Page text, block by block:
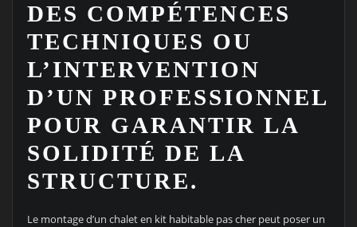
DES COMPÉTENCES
TECHNIQUES OU
L’INTERVENTION
D’UN PROFESSIONNEL
POUR GARANTIR LA
SOLIDITÉ DE LA
STRUCTURE.
Le montage d’un chalet en kit habitable pas cher peut poser un